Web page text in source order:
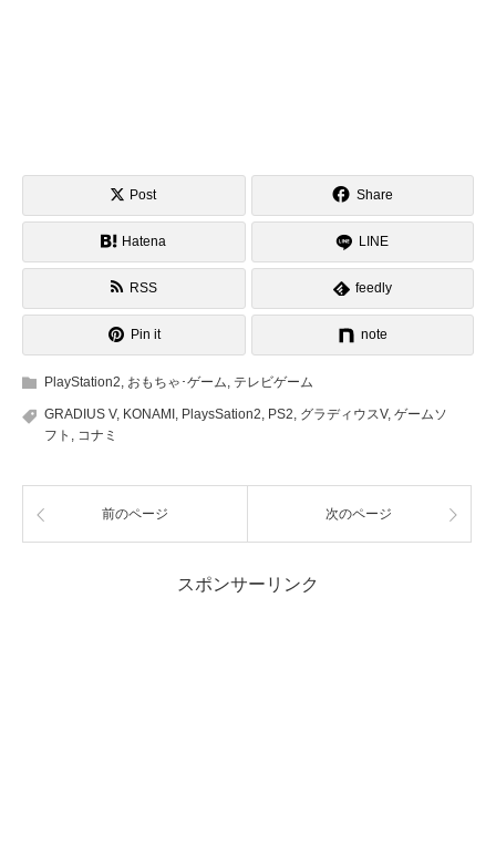
Post Share
Hatena LINE
RSS feedly
Pin it note
PlayStation2, おもちゃ･ゲーム, テレビゲーム
GRADIUS V, KONAMI , PlaysSation2, PS2, グラディウスV, ゲームソ
フト , コナミ
前のページ 次のページ
スポンサーリンク